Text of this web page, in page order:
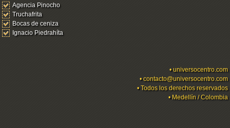
Agencia Pinocho
Truchafrita
Bocas de ceniza
Ignacio Piedrahíta
•universocentro.com
•contacto@universocentro.com
• Todos los derechos reservados
• Medellín / Colombia